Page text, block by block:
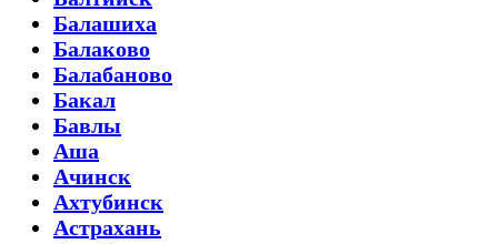
Балашиха
Балаково
Балабаново
Бакал
Бавлы
Аша
Ачинск
Ахтубинск
Астрахань